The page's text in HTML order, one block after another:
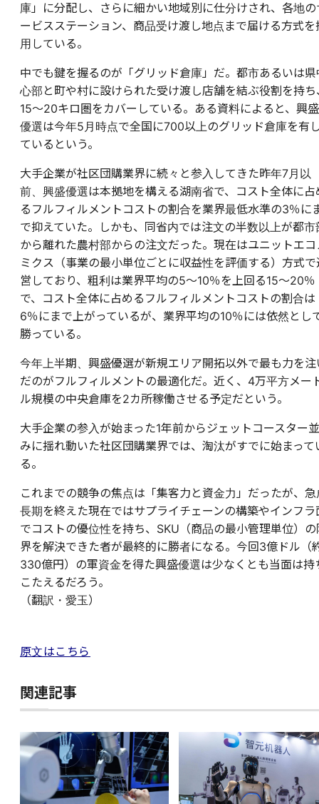
庫」に分配し、さらに細かい地域別に仕分けされ、各地の
ービスステーション、商品受け渡し地点まで届ける方式を
用している。
中でも鍵を握るのが「グリッド倉庫」だ。都市あるいは県
心部と町や村に設けられた受け渡し店舗を結ぶ役割を持ち
15〜20キロ圏をカバーしている。ある資料によると、興盛
優選は今年5月時点で全国に700以上のグリッド倉庫を有
ているという。
大手企業が社区団購業界に続々と参入してきた昨年7月以
前、興盛優選は本拠地を構える湖南省で、コスト全体に占
るフルフィルメントコストの割合を業界最低水準の3％に
で抑えていた。しかも、同省内では注文の半数以上が都市
から離れた農村部からの注文だった。現在はユニットエコ
ミクス（事業の最小単位ごとに収益性を評価する）方式で
営しており、粗利は業界平均の5〜10％を上回る15〜20％
で、コスト全体に占めるフルフィルメントコストの割合は
6％にまで上がっているが、業界平均の10％には依然とし
勝っている。
今年上半期、興盛優選が新規エリア開拓以外で最も力を注
だのがフルフィルメントの最適化だ。近く、4万平方メー
ル規模の中央倉庫を2カ所稼働させる予定だという。
大手企業の参入が始まった1年前からジェットコースター並
みに揺れ動いた社区団購業界では、淘汰がすでに始まって
る。
これまでの競争の焦点は「集客力と資金力」だったが、急
長期を終えた現在ではサプライチェーンの構築やインフラ
でコストの優位性を持ち、SKU（商品の最小管理単位）の
界を解決できた者が最終的に勝者になる。今回3億ドル（
330億円）の軍資金を得た興盛優選は少なくとも当面は持
こたえるだろう。
（翻訳・愛玉）
原文はこちら
関連記事